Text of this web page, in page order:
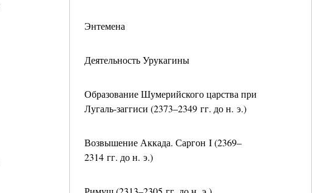
Энтемена
Деятельность Урукагины
Образование Шумерийского царства при
Лугаль-заггиси (2373–2349 гг. до н. э.)
Возвышение Аккада. Саргон I (2369–
2314 гг. до н. э.)